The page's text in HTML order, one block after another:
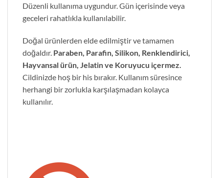
Düzenli kullanıma uygundur. Gün içerisinde veya
geceleri rahatlıkla kullanılabilir.
Doğal ürünlerden elde edilmiştir ve tamamen
doğaldır. Paraben, Parafin, Silikon, Renklendirici,
Hayvansal ürün, Jelatin ve Koruyucu içermez.
Cildinizde hoş bir his bırakır. Kullanım süresince
herhangi bir zorlukla karşılaşmadan kolayca
kullanılır.